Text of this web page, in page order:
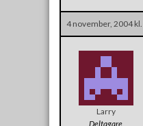
4 november, 2004
Larry
Deltagare